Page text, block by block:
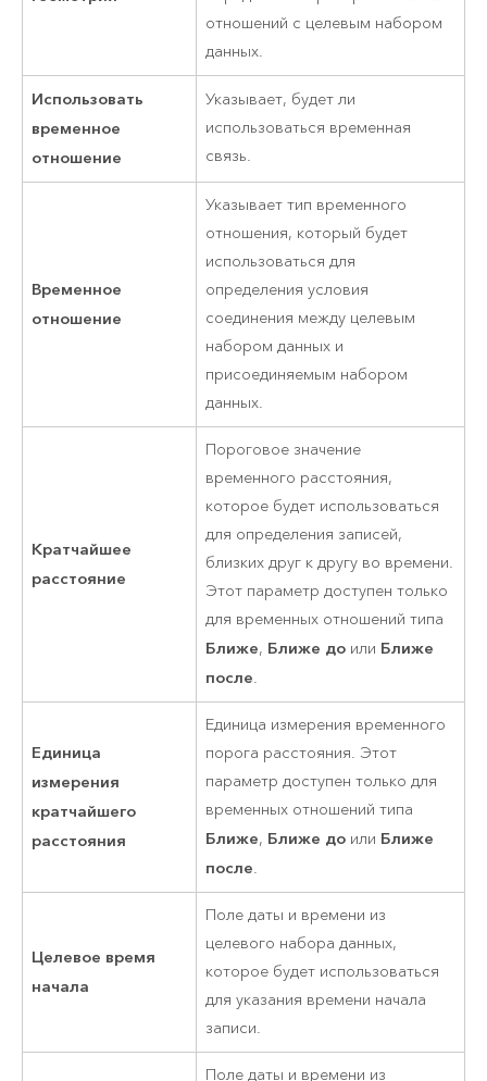
отношений с целевым набором
данных.
Использовать
временное
отношение
Указывает, будет ли
использоваться временная
связь.
Временное
отношение
Указывает тип временного
отношения, который будет
использоваться для
определения условия
соединения между целевым
набором данных и
присоединяемым набором
данных.
Кратчайшее
расстояние
Пороговое значение
временного расстояния,
которое будет использоваться
для определения записей,
близких друг к другу во времени.
Этот параметр доступен только
для временных отношений типа
Ближе, Ближе до или Ближе
после.
Единица
измерения
кратчайшего
расстояния
Единица измерения временного
порога расстояния. Этот
параметр доступен только для
временных отношений типа
Ближе, Ближе до или Ближе
после.
Целевое время
начала
Поле даты и времени из
целевого набора данных,
которое будет использоваться
для указания времени начала
записи.
Поле даты и времени из